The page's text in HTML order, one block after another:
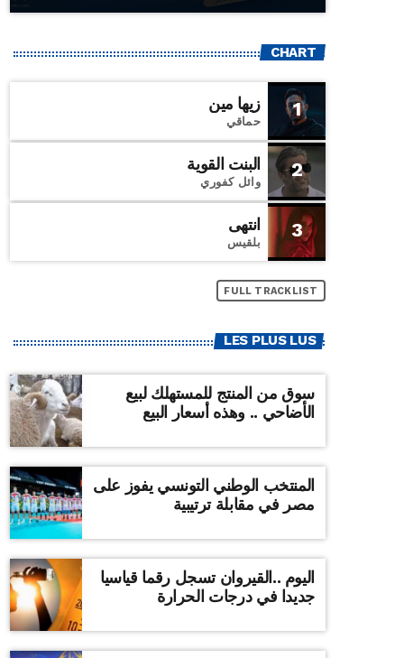
CHART
1 زيها مين
حماقي
2 البنت القوية
وائل كفوري
3 انتهى
بلقيس
FULL TRACKLIST
LES PLUS LUS
سوق من المنتج للمستهلك لبيع
الأضاحي .. وهذه أسعار البيع
المنتخب الوطني التونسي يفوز على
مصر في مقابلة ترتيبية
اليوم ..القيروان تسجل رقما قياسيا
جديدا في درجات الحرارة